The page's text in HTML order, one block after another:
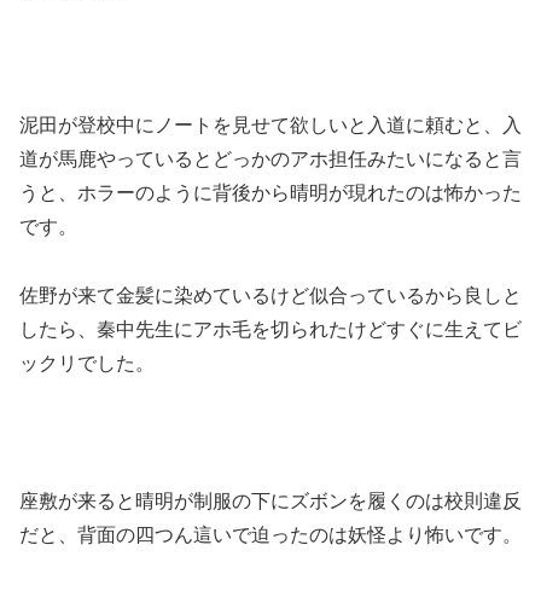
泥田が登校中にノートを見せて欲しいと入道に頼むと、入
道が馬鹿やっているとどっかのアホ担任みたいになると言
うと、ホラーのように背後から晴明が現れたのは怖かった
です。
佐野が来て金髪に染めているけど似合っているから良しと
したら、秦中先生にアホ毛を切られたけどすぐに生えてビ
ックリでした。
座敷が来ると晴明が制服の下にズボンを履くのは校則違反
だと、背面の四つん這いで迫ったのは妖怪より怖いです。